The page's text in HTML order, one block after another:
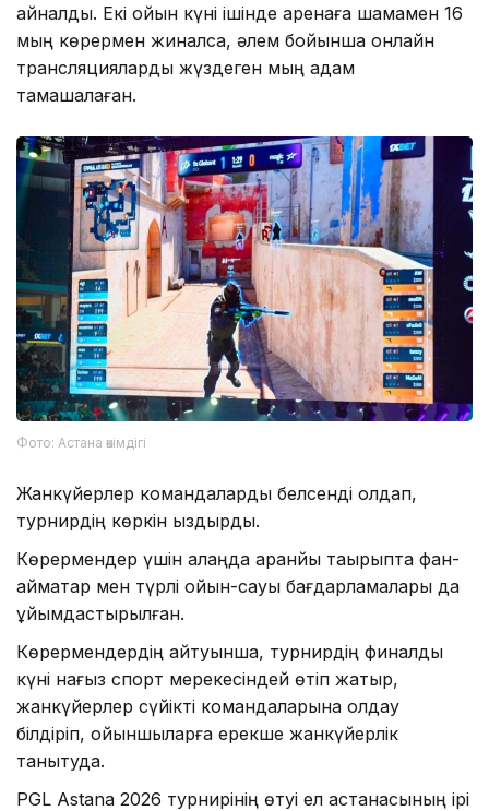
айналды. Екі ойын күні ішінде аренаға шамамен 16
мың көрермен жиналса, әлем бойынша онлайн
трансляцияларды жүздеген мың адам
тамашалаған.
Фото: Астана әкімдігі
Жанкүйерлер командаларды белсенді қолдап,
турнирдің көркін қыздырды.
Көрермендер үшін алаңда аранйы тақырыпта фан-
аймақтар мен түрлі ойын-сауық бағдарламалары да
ұйымдастырылған.
Көрермендердің айтуынша, турнирдің финалдық
күні нағыз спорт мерекесіндей өтіп жатыр,
жанкүйерлер сүйікті командаларына қолдау
білдіріп, ойыншыларға ерекше жанкүйерлік
танытуда.
PGL Astana 2026 турнирінің өтуі ел астанасының ірі